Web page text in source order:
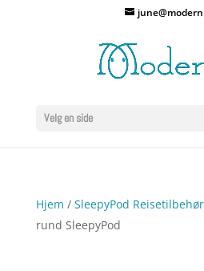
Velg en side
Hjem / SleepyPod Reisetilbehør
rund SleepyPod